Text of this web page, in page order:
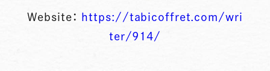
Website：
https://tabicoffret.com/wri
ter/914/